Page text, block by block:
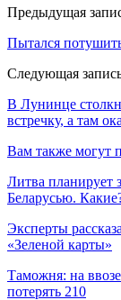
Предыдущая
Пытался
Следующая
В Лунинце
встречку, а там
Вам также могут
Литва планирует
Беларусью.
Эксперты
«Зеленой карты»
Таможня: на
потерять 210